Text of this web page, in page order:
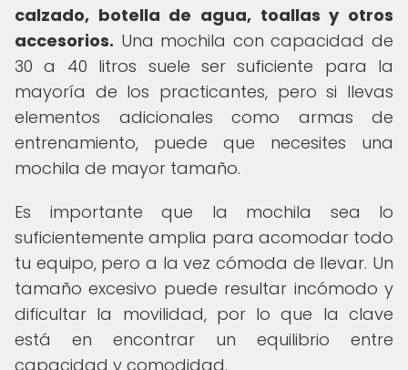
calzado, botella de agua, toallas y otros
accesorios. Una mochila con capacidad de
30 a 40 litros suele ser suficiente para la
mayoría de los practicantes, pero si llevas
elementos adicionales como armas de
entrenamiento, puede que necesites una
mochila de mayor tamaño.
Es importante que la mochila sea lo
suficientemente amplia para acomodar todo
tu equipo, pero a la vez cómoda de llevar. Un
tamaño excesivo puede resultar incómodo y
dificultar la movilidad, por lo que la clave
está en encontrar un equilibrio entre
capacidad y comodidad.